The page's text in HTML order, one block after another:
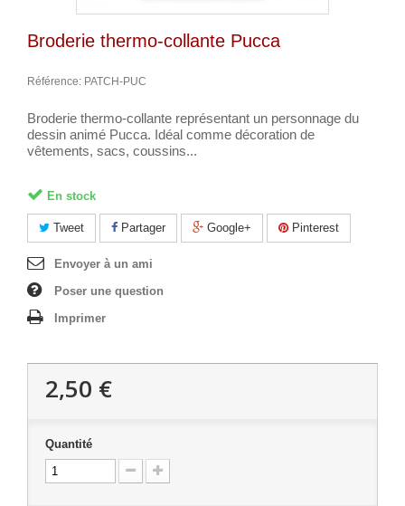
Broderie thermo-collante Pucca
Référence: PATCH-PUC
Broderie thermo-collante représentant un personnage du
dessin animé Pucca. Idéal comme décoration de
vêtements, sacs, coussins...
En stock
Tweet Partager Google+ Pinterest
Envoyer à un ami
Poser une question
Imprimer
2,50 €
Quantité